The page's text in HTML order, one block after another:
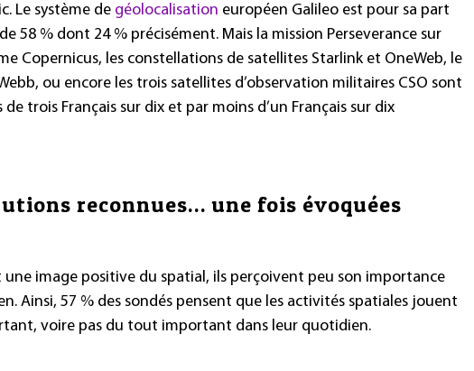
Le système de géolocalisation européen Galileo est pour sa part
58 % dont 24 % précisément. Mais la mission Perseverance sur
Copernicus, les constellations de satellites Starlink et OneWeb, le
ou encore les trois satellites d’observation militaires CSO sont
trois Français sur dix et par moins d’un Français sur dix
reconnues… une fois évoquées
une image positive du spatial, ils perçoivent peu son importance
Ainsi, 57 % des sondés pensent que les activités spatiales jouent
voire pas du tout important dans leur quotidien.